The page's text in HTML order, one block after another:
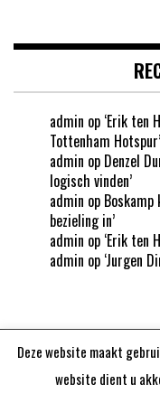
admin op ‘Erik ten
Tottenham Hotspur’
admin op Denzel
logisch vinden’
admin op
bezieling in’
admin op ‘Erik ten
admin op ‘Jurgen
Deze website maakt
website dient u